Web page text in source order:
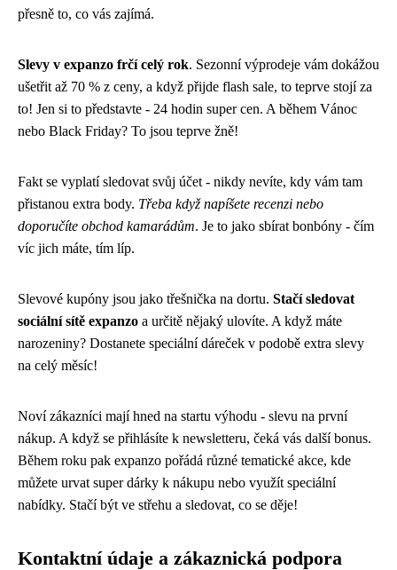
přesně to, co vás zajímá.
Slevy v expanzo frčí celý rok. Sezonní výprodeje vám dokážou
ušetřit až 70 % z ceny, a když přijde flash sale, to teprve stojí za
to! Jen si to představte - 24 hodin super cen. A během Vánoc
nebo Black Friday? To jsou teprve žně!
Fakt se vyplatí sledovat svůj účet - nikdy nevíte, kdy vám tam
přistanou extra body. Třeba když napíšete recenzi nebo
doporučíte obchod kamarádům. Je to jako sbírat bonbóny - čím
víc jich máte, tím líp.
Slevové kupóny jsou jako třešnička na dortu. Stačí sledovat
sociální sítě expanzo a určitě nějaký ulovíte. A když máte
narozeniny? Dostanete speciální dáreček v podobě extra slevy
na celý měsíc!
Noví zákazníci mají hned na startu výhodu - slevu na první
nákup. A když se přihlásíte k newsletteru, čeká vás další bonus.
Během roku pak expanzo pořádá různé tematické akce, kde
můžete urvat super dárky k nákupu nebo využít speciální
nabídky. Stačí být ve střehu a sledovat, co se děje!
Kontaktní údaje a zákaznická podpora